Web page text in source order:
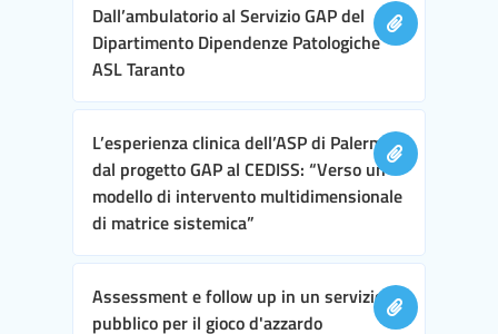
Dall’ambulatorio al Servizio GAP del
Dipartimento Dipendenze Patologiche
ASL Taranto
L’esperienza clinica dell’ASP di Palermo,
dal progetto GAP al CEDISS: “Verso un
modello di intervento multidimensionale
di matrice sistemica”
Assessment e follow up in un servizio
pubblico per il gioco d'azzardo